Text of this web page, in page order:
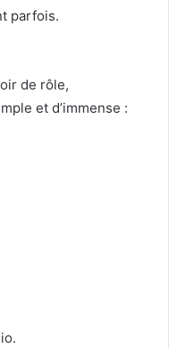
parfois.
de rôle,
et d’immense :